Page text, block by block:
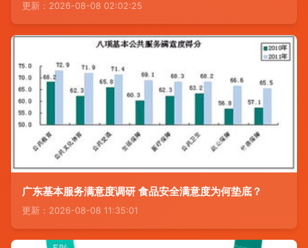
更新：2026-08-08 02:02:25
广东基本服务满意度调研 食品安全满意度为何垫底？
更新：2026-08-08 11:35:01